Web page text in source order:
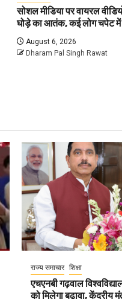
सोशल मीडिया पर वायरल
घोड़े का आतंक, कई लोग चपेट में
August 6, 2026
Dharam Pal Singh Rawat
राज्य समाचार शिक्षा
एचएनबी गढ़वाल
को मिलेगा बढ़ावा, केंद्रीय